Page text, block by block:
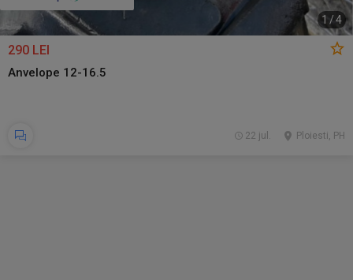
1 /4
290 LEI
Anvelope 12-16.5
Ploiesti, PH
22 jul.